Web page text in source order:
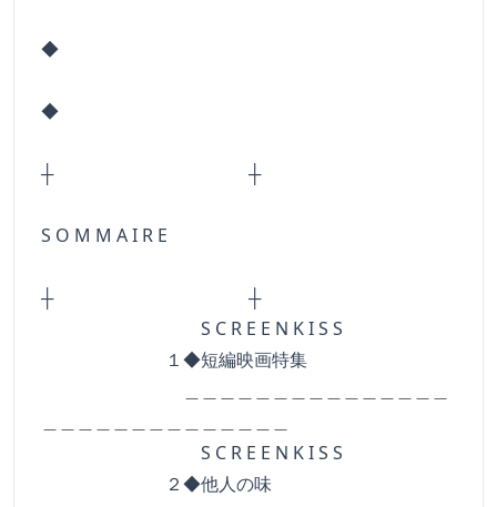
◆
◆
┼ ┼
S O M M A I R E
┼ ┼
S C R E E N K I S S
１◆短編映画特集
S C R E E N K I S S
２◆他人の味